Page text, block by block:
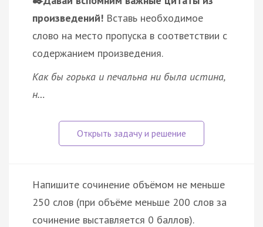
произведений! Вставь необходимое
слово на место пропуска в соответствии с
содержанием произведения.
Как бы горька и печальна ни была истина,
н…
Напишите сочинение объёмом не меньше
250 слов (при объёме меньше 200 слов за
сочинение выставляется 0 баллов).